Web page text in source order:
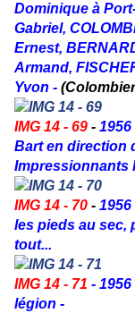
Dominique à
Gabriel,
Ernest,
Armand,
Yvon -
IMG 14 - 69 -
Bart en direction
Impressionnants
IMG 14 - 70 -
les pieds au sec,
tout...
IMG 14 - 71 -
légion -